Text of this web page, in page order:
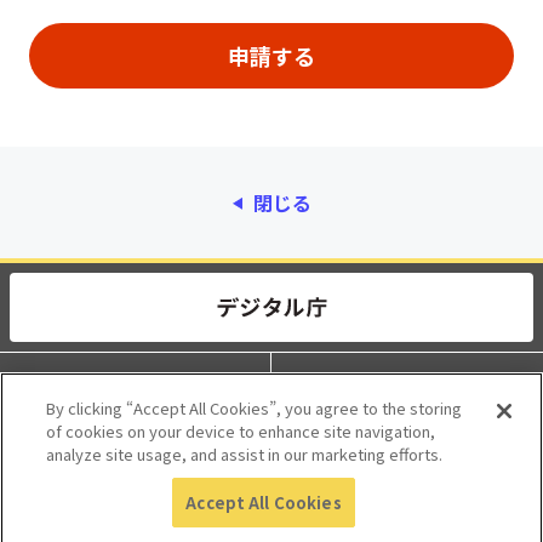
閉じる
動作環境 個人情報保護
利用規約 アクセシビリティ
© 2017 Digital Agency, Government of Japan.
By clicking “Accept All Cookies”, you agree to the storing
of cookies on your device to enhance site navigation,
analyze site usage, and assist in our marketing efforts.
Accept All Cookies